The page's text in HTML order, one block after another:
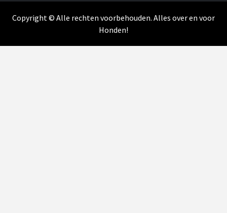
Copyright © Alle rechten voorbehouden. Alles over en voor
Honden!